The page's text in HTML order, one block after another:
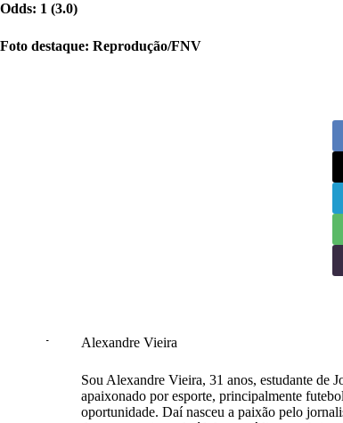
Odds: 1 (3.0)
Foto destaque: Reprodução/FNV
Alexandre Vieira
Sou Alexandre Vieira, 31 anos, estudante de
apaixonado por esporte, principalmente
oportunidade. Daí nasceu a paixão pelo